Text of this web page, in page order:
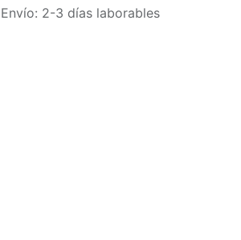
Envío: 2-3 días laborables